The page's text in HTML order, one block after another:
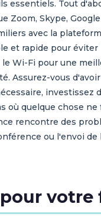
essentiels. Tout
Skype,
avec la
et rapide pour
Wi-Fi pour une
Assurez-vous
où quelque chose
rencontre des
ou l'envoi